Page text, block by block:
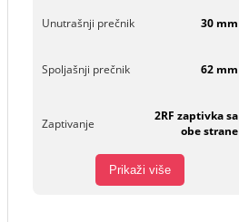
Unutrašnji prečnik 30 mm
Spoljašnji prečnik 62 mm
Zaptivanje
2RF zaptivka sa
obe strane
Prikaži više